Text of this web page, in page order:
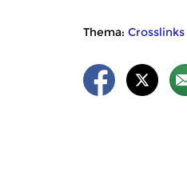
Thema: Crosslinks